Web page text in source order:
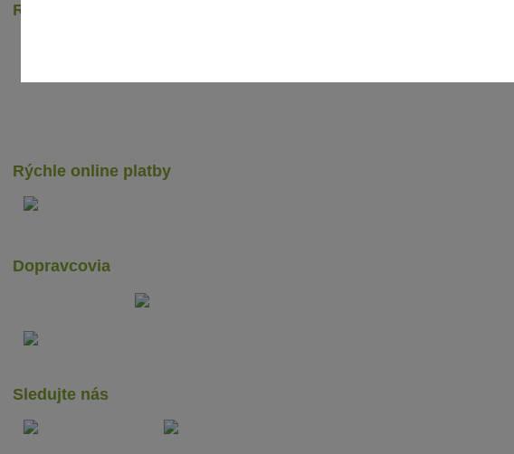
Recenzie zákazníkov
Rýchle online platby
Dopravcovia
Sledujte nás